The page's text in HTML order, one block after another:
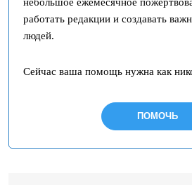
работать редакции и создавать
людей.
Сейчас ваша помощь нужна как
ПОМОЧЬ